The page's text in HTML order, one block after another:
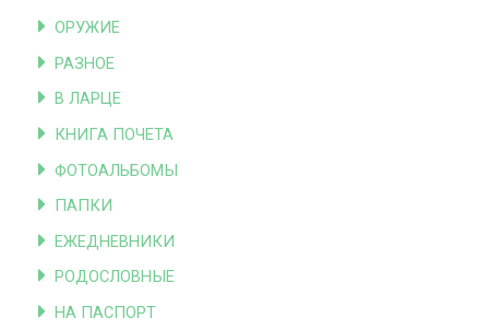
ОРУЖИЕ
РАЗНОЕ
В ЛАРЦЕ
КНИГА ПОЧЕТА
ФОТОАЛЬБОМЫ
ПАПКИ
ЕЖЕДНЕВНИКИ
РОДОСЛОВНЫЕ
НА ПАСПОРТ